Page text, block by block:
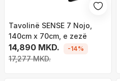
Tavolinë SENSE 7 Nojo,
140cm x 70cm, e zezë
14,890 MKD.
17,277 MKD.
-14%